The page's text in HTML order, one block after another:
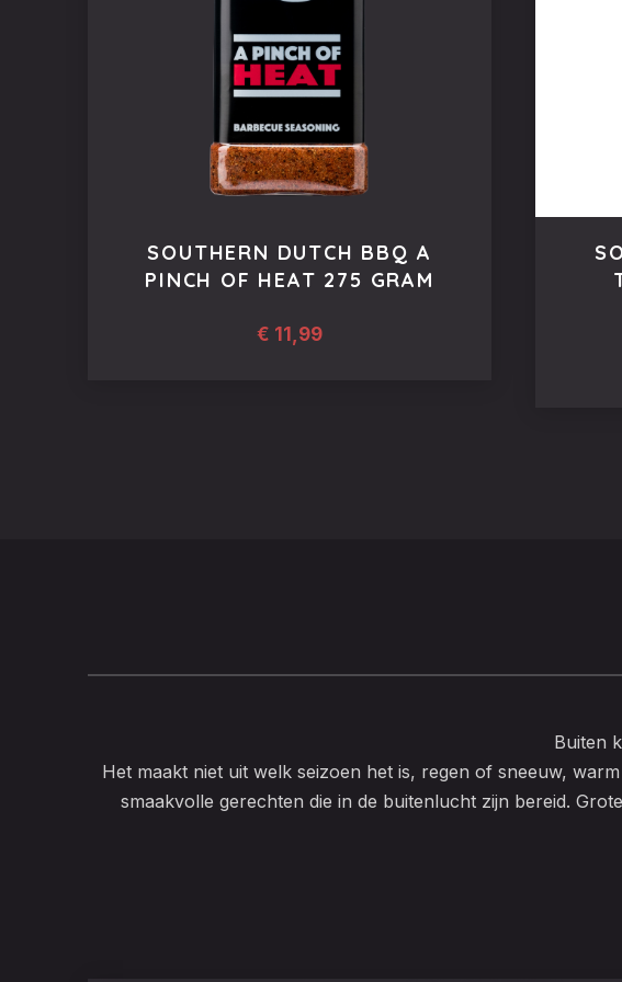
SOUTHERN DUTCH BBQ A
PINCH OF HEAT 275 GRAM
€ 11,99
Buiten
Het maakt niet uit welk seizoen het is, regen of sneeuw,
smaakvolle gerechten die in de buitenlucht zijn bereid.